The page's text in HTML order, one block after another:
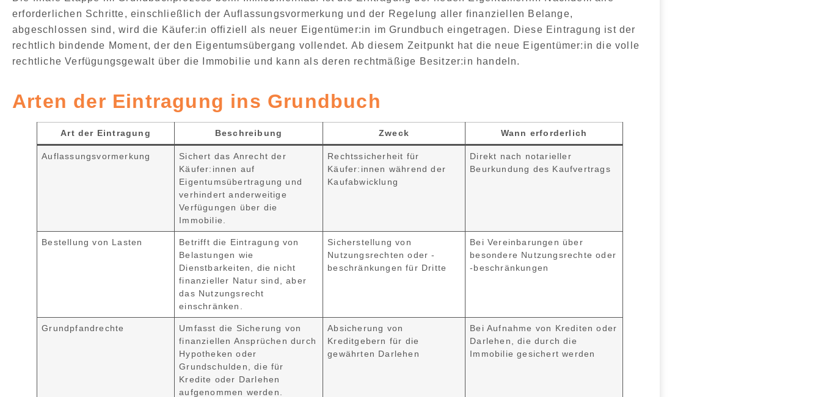
erforderlichen Schritte, einschließlich der Auflassungsvormerkung und der Regelung aller finanziellen Belange,
abgeschlossen sind, wird die Käufer:in offiziell als neuer Eigentümer:in im Grundbuch eingetragen. Diese Eintragung ist der
rechtlich bindende Moment, der den Eigentumsübergang vollendet. Ab diesem Zeitpunkt hat die neue Eigentümer:in die volle
rechtliche Verfügungsgewalt über die Immobilie und kann als deren rechtmäßige Besitzer:in handeln.
Arten der Eintragung ins Grundbuch
Art der Eintragung Beschreibung Zweck Wann erforderlich
Auflassungsvormerkung
Sichert das Anrecht der
Käufer:innen auf
Eigentumsübertragung und
verhindert anderweitige
Verfügungen über die
Immobilie.
Rechtssicherheit für
Käufer:innen während der
Kaufabwicklung
Direkt nach notarieller
Beurkundung des Kaufvertrags
Bestellung von Lasten
Betrifft die Eintragung von
Belastungen wie
Dienstbarkeiten, die nicht
finanzieller Natur sind, aber
das Nutzungsrecht
einschränken.
Sicherstellung von
Nutzungsrechten oder -
beschränkungen für Dritte
Bei Vereinbarungen über
besondere Nutzungsrechte oder
-beschränkungen
Grundpfandrechte
Umfasst die Sicherung von
finanziellen Ansprüchen durch
Hypotheken oder
Grundschulden, die für
Kredite oder Darlehen
aufgenommen werden.
Absicherung von
Kreditgebern für die
gewährten Darlehen
Bei Aufnahme von Krediten oder
Darlehen, die durch die
Immobilie gesichert werden